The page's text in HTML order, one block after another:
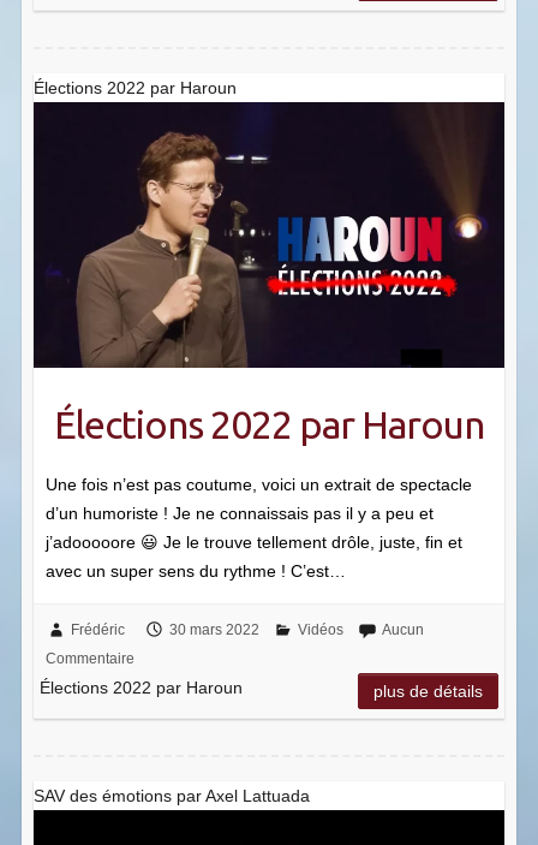
Élections 2022 par Haroun
Élections 2022 par Haroun
Une fois n’est pas coutume, voici un extrait de spectacle
d’un humoriste ! Je ne connaissais pas il y a peu et
j’adooooore 😃 Je le trouve tellement drôle, juste, fin et
avec un super sens du rythme ! C’est…
Frédéric 30 mars 2022 Vidéos
Aucun
Commentaire
Élections 2022 par Haroun plus de détails
SAV des émotions par Axel Lattuada